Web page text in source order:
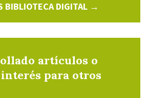
BIBLIOTECA DIGITAL →
artículos o
para otros